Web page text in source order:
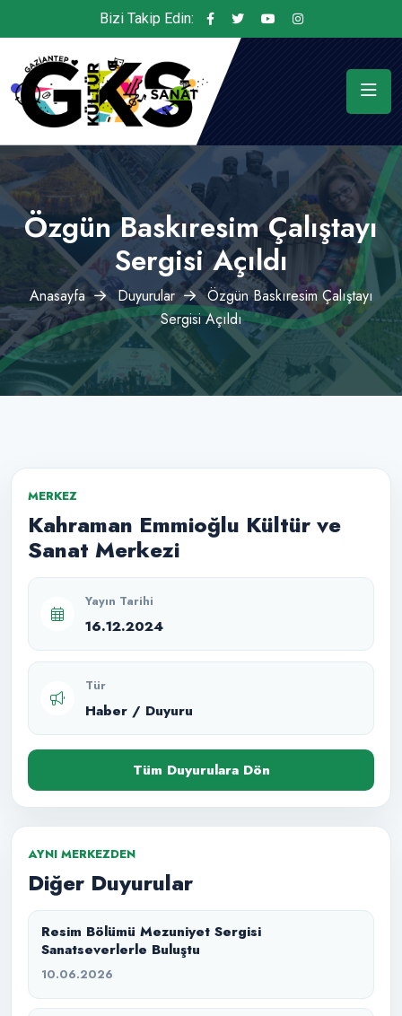
Bizi Takip Edin:
Özgün Baskıresim Çalıştayı
Sergisi Açıldı
Anasayfa Duyurular
Özgün Baskıresim Çalıştayı
Sergisi Açıldı
MERKEZ
Kahraman Emmioğlu Kültür ve
Sanat Merkezi
Yayın Tarihi
16.12.2024
Tür
Haber / Duyuru
Tüm Duyurulara Dön
AYNI MERKEZDEN
Diğer Duyurular
Resim Bölümü Mezuniyet Sergisi
Sanatseverlerle Buluştu
10.06.2026